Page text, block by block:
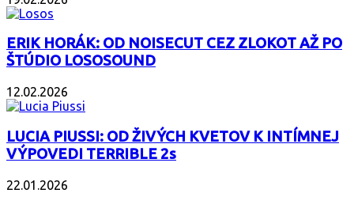
ERIK HORÁK: OD NOISECUT CEZ ZLOKOT AŽ PO
ŠTÚDIO LOSOSOUND
12.02.2026
LUCIA PIUSSI: OD ŽIVÝCH KVETOV K INTÍMNEJ
VÝPOVEDI TERRIBLE 2s
22.01.2026